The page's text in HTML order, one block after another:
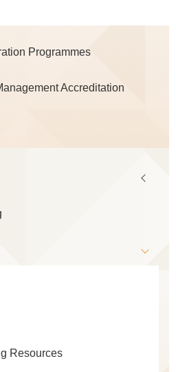
Programmes
Accreditation
Resources